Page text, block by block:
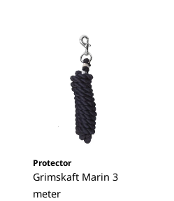
Protector
Grimskaft Marin 3
meter